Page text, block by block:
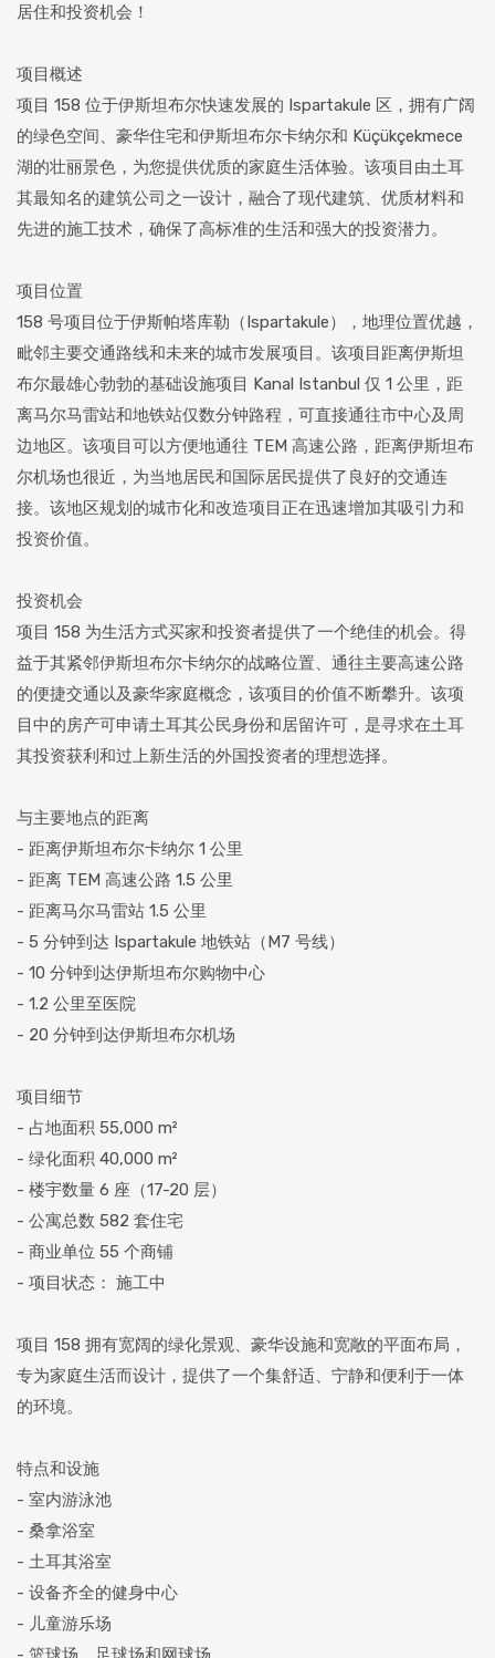
居住和投资机会！
项目概述
项目 158 位于伊斯坦布尔快速发展的 Ispartakule 区，拥有广阔
的绿色空间、豪华住宅和伊斯坦布尔卡纳尔和 Küçükçekmece
湖的壮丽景色，为您提供优质的家庭生活体验。该项目由土耳
其最知名的建筑公司之一设计，融合了现代建筑、优质材料和
先进的施工技术，确保了高标准的生活和强大的投资潜力。
项目位置
158 号项目位于伊斯帕塔库勒（Ispartakule），地理位置优越，
毗邻主要交通路线和未来的城市发展项目。该项目距离伊斯坦
布尔最雄心勃勃的基础设施项目 Kanal Istanbul 仅 1 公里，距
离马尔马雷站和地铁站仅数分钟路程，可直接通往市中心及周
边地区。该项目可以方便地通往 TEM 高速公路，距离伊斯坦布
尔机场也很近，为当地居民和国际居民提供了良好的交通连
接。该地区规划的城市化和改造项目正在迅速增加其吸引力和
投资价值。
投资机会
项目 158 为生活方式买家和投资者提供了一个绝佳的机会。得
益于其紧邻伊斯坦布尔卡纳尔的战略位置、通往主要高速公路
的便捷交通以及豪华家庭概念，该项目的价值不断攀升。该项
目中的房产可申请土耳其公民身份和居留许可，是寻求在土耳
其投资获利和过上新生活的外国投资者的理想选择。
与主要地点的距离
- 距离伊斯坦布尔卡纳尔 1 公里
- 距离 TEM 高速公路 1.5 公里
- 距离马尔马雷站 1.5 公里
- 5 分钟到达 Ispartakule 地铁站（M7 号线）
- 10 分钟到达伊斯坦布尔购物中心
- 1.2 公里至医院
- 20 分钟到达伊斯坦布尔机场
项目细节
- 占地面积 55,000 m²
- 绿化面积 40,000 m²
- 楼宇数量 6 座（17-20 层）
- 公寓总数 582 套住宅
- 商业单位 55 个商铺
- 项目状态： 施工中
项目 158 拥有宽阔的绿化景观、豪华设施和宽敞的平面布局，
专为家庭生活而设计，提供了一个集舒适、宁静和便利于一体
的环境。
特点和设施
- 室内游泳池
- 桑拿浴室
- 土耳其浴室
- 设备齐全的健身中心
- 儿童游乐场